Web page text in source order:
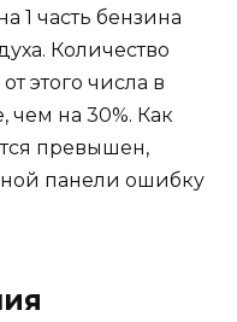
1 часть бензина
Количество
этого числа в
чем на 30%. Как
превышен,
панели ошибку